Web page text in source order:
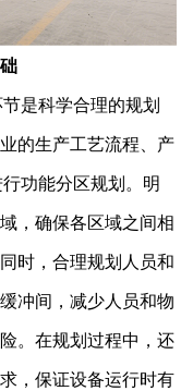
是科学合理的规划
的生产工艺流程、产
功能分区规划。明
，确保各区域之间相
时，合理规划人员和
冲间，减少人员和物
。在规划过程中，还
，保证设备运行时有